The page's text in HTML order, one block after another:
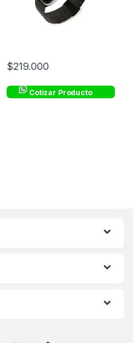
$219.000
Cotizar Producto